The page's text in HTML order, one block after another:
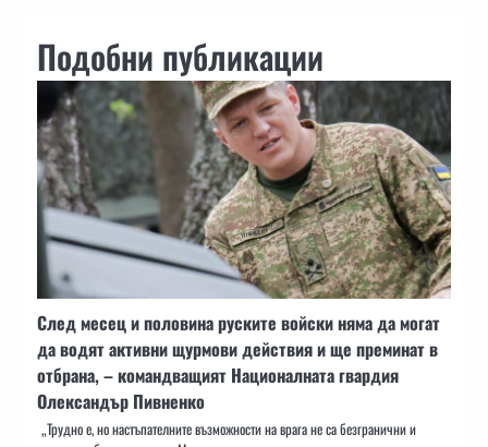
Подобни публикации
След месец и половина руските войски няма да могат
да водят активни щурмови действия и ще преминат в
отбрана, – командващият Националната гвардия
Олександър Пивненко
„Трудно е, но настъпателните възможности на врага не са безгранични и